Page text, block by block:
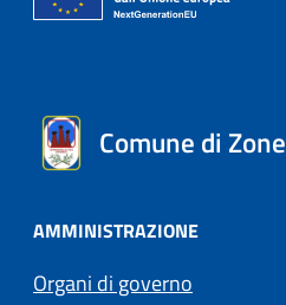
Comune di Zone
AMMINISTRAZIONE
Organi di governo